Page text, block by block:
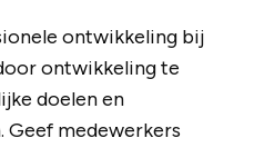
ontwikkeling bij
ontwikkeling te
doelen en
Geef medewerkers